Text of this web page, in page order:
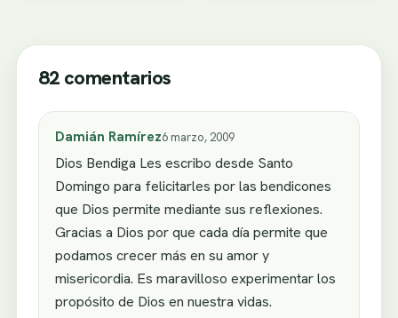
82 comentarios
Damián Ramírez6 marzo, 2009
Dios Bendiga Les escribo desde Santo
Domingo para felicitarles por las bendicones
que Dios permite mediante sus reflexiones.
Gracias a Dios por que cada día permite que
podamos crecer más en su amor y
misericordia. Es maravilloso experimentar los
propósito de Dios en nuestra vidas.